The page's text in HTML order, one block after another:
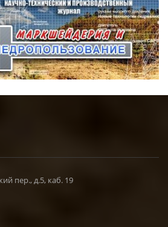
пер., д.5, каб. 19